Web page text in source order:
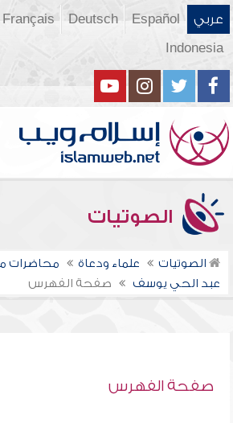
عربي Español
Deutsch
Français
Indonesia
الصوتيات
الصوتيات علماء ودعاة
محاضرات
عبد الحي يوسف
صفحة الفهرس
صفحة الفهرس